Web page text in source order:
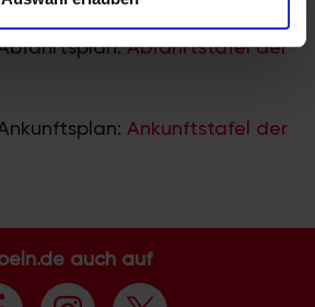
geben wir Informationen zu Ihrer
Website an unsere Partner für
und Analysen weiter. Unsere
die Sie ihnen bereitgestellt
Rahmen Ihrer Nutzung der Dienste
Abfahrtstafel der
Ankunftstafel der
auch auf